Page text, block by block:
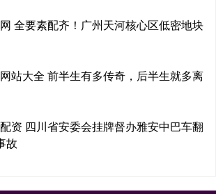
全要素配齐！广州天河核心区低密地块
站大全 前半生有多传奇，后半生就多离
资 四川省安委会挂牌督办雅安中巴车翻
故